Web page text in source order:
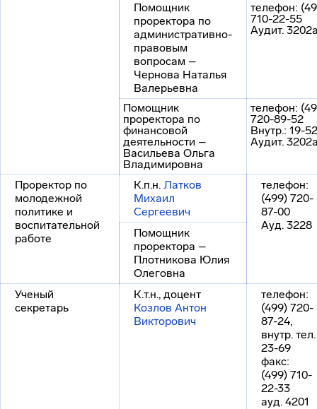
Помощник
проректора по
административно-
правовым
вопросам –
Чернова Наталья
Валерьевна
телефон:
710-22-55
Аудит.
Помощник
проректора по
финансовой
деятельности –
Васильева Ольга
Владимировна
телефон:
720-89-52
Внутр.: 19-52
Аудит.
Проректор по
молодежной
политике и
воспитательной
работе
К.п.н. Латков
Михаил
Сергеевич
телефон:
(499) 720-
87-00
Ауд. 3228
Помощник
проректора –
Плотникова Юлия
Олеговна
Ученый
секретарь
К.т.н., доцент
Козлов Антон
Викторович
телефон:
(499) 720-
87-24,
внутр. тел.
23-69
факс:
(499) 710-
22-33
ауд. 4201